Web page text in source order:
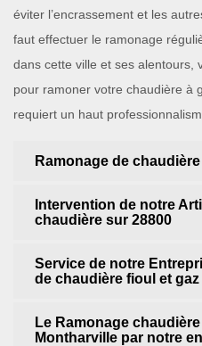
éviter l’encrassement et les
faut effectuer le ramonage
dans cette ville et ses alentours,
pour ramoner votre chaudière à
requiert un haut
Ramonage de chaudière
Intervention de notre
chaudière sur 28800
Service de notre
de chaudière fioul et
Le Ramonage
Montharville par notre